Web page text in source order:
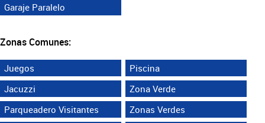
Garaje Paralelo
Zonas Comunes:
Juegos
Piscina
Jacuzzi
Zona Verde
Parqueadero Visitantes
Zonas Verdes